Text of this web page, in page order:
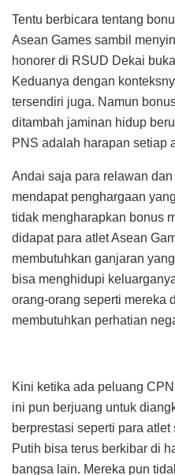
Tentu berbicara tentang
Asean Games sambil
honorer di RSUD Dekai
Keduanya dengan
tersendiri juga. Namun
ditambah jaminan hidup
PNS adalah harapan setiap
Andai saja para relawan
mendapat penghargaan
tidak mengharapkan bonus
didapat para atlet Asean
membutuhkan ganjaran
bisa menghidupi
orang-orang seperti mereka
membutuhkan perhatian
Kini ketika ada peluang
ini pun berjuang untuk
berprestasi seperti para
Putih bisa terus berkibar di
bangsa lain. Mereka pun